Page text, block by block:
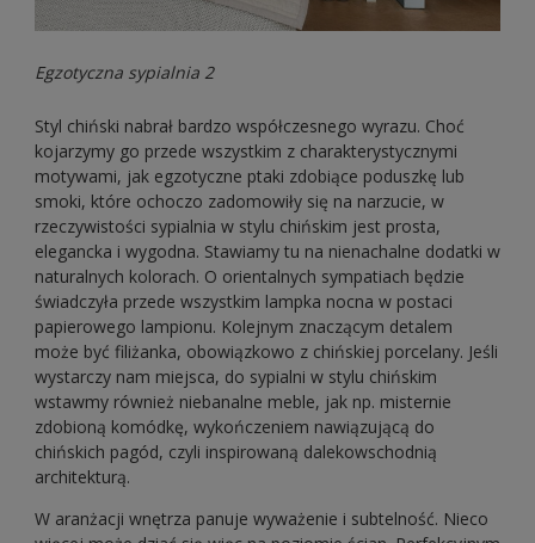
Egzotyczna sypialnia 2
Styl chiński nabrał bardzo współczesnego wyrazu. Choć
kojarzymy go przede wszystkim z charakterystycznymi
motywami, jak egzotyczne ptaki zdobiące poduszkę lub
smoki, które ochoczo zadomowiły się na narzucie, w
rzeczywistości sypialnia w stylu chińskim jest prosta,
elegancka i wygodna. Stawiamy tu na nienachalne dodatki w
naturalnych kolorach. O orientalnych sympatiach będzie
świadczyła przede wszystkim lampka nocna w postaci
papierowego lampionu. Kolejnym znaczącym detalem
może być filiżanka, obowiązkowo z chińskiej porcelany. Jeśli
wystarczy nam miejsca, do sypialni w stylu chińskim
wstawmy również niebanalne meble, jak np. misternie
zdobioną komódkę, wykończeniem nawiązującą do
chińskich pagód, czyli inspirowaną dalekowschodnią
architekturą.
W aranżacji wnętrza panuje wyważenie i subtelność. Nieco